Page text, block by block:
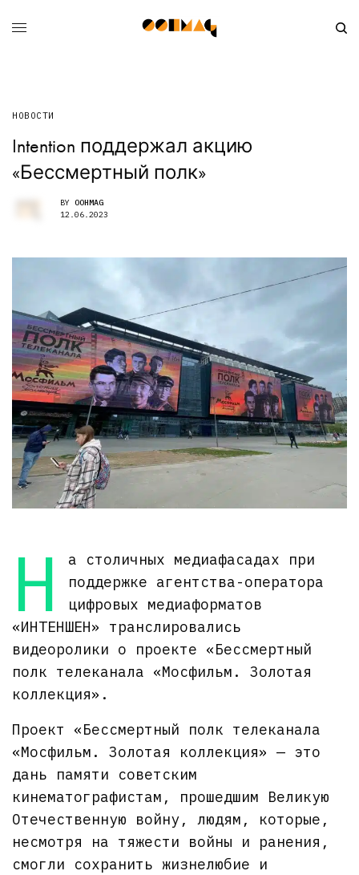
НОВОСТИ
Intention поддержал акцию
«Бессмертный полк»
BY OOHMAG
12.06.2023
Н
а столичных медиафасадах при
поддержке агентства-оператора
цифровых медиаформатов
«ИНТЕНШЕН» транслировались
видеоролики о проекте «Бессмертный
полк телеканала «Мосфильм. Золотая
коллекция».
Проект «Бессмертный полк телеканала
«Мосфильм. Золотая коллекция» — это
дань памяти советским
кинематографистам, прошедшим Великую
Отечественную войну, людям, которые,
несмотря на тяжести войны и ранения,
смогли сохранить жизнелюбие и